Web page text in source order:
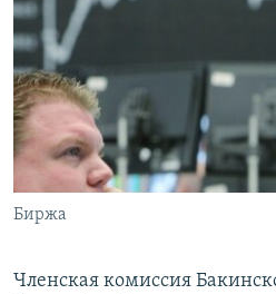
FOTOQALEREYA
İNFOQRAFIKA
KARIKATURA
OXU ZALI
AZƏRBAYCAN ƏDƏBIYYATI KITABXANASI
İSLAM VƏ DEMOKRATIYA
İZ - MƏDƏNIYYƏT PROQRAMI
HAQQIMIZDA
MISSIYAMIZ
PEŞƏ ETIKASI VƏ JURNALISTIKA
MATERIALLARIMIZDAN ISTIFADƏ
XƏBƏR BÜLLETENLƏRIMIZ
BIZI IZLƏ
Биржа
Членская комиссия